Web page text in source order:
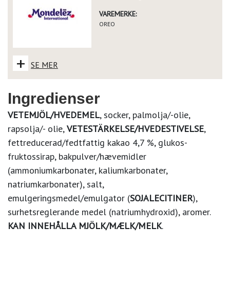
VAREMERKE:
OREO
+ SE MER
Ingredienser
VETEMJÖL/HVEDEMEL, socker, palmolja/-olie,
rapsolja/- olie,VETESTÄRKELSE/HVEDESTIVELSE,
fettreducerad/fedtfattig kakao 4,7 %, glukos-
fruktossirap, bakpulver/hævemidler
(ammoniumkarbonater, kaliumkarbonater,
natriumkarbonater), salt,
emulgeringsmedel/emulgator (SOJALECITINER),
surhetsreglerande medel (natriumhydroxid), aromer.
KAN INNEHÅLLA MJÖLK/MÆLK/MELK.